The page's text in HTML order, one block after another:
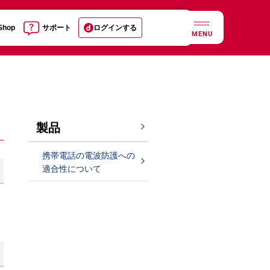
サポート ログインする
MENU
製品
携帯電話の電波防護への
適合性について